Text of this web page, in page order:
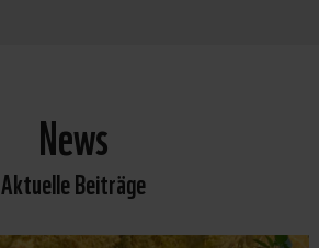
News
Aktuelle Beiträge